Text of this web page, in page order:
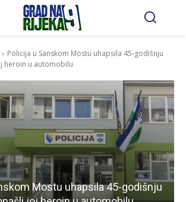
Policija u Sanskom Mostu uhapsila 45-godišnju
heroin u automobilu
Mostu uhapsila 45-godišnju